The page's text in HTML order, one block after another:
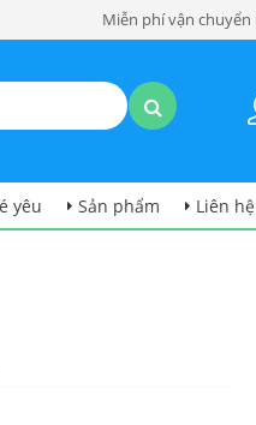
Miễn phí vận
yêu Sản phẩm Liên hệ